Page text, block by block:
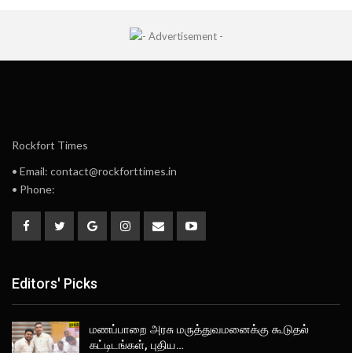
Rockfort Times
• Email: contact@rockforttimes.in
• Phone:
Editors' Picks
மணப்பாறை அரசு மருத்துவமனைக்கு கூடுதல்
கட்டிடங்கள், புதிய…